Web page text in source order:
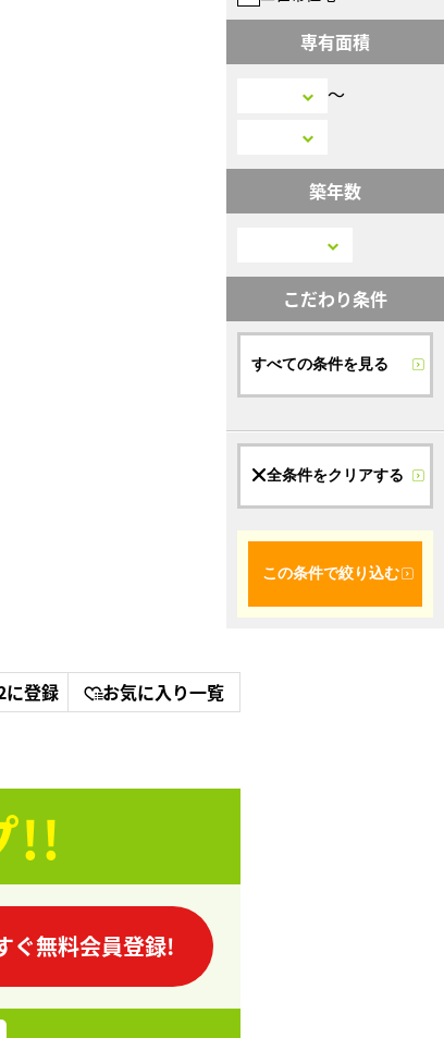
専有面積
〜
築年数
こだわり条件
すべての条件を見る
全条件をクリアする
この条件で絞り込む
に登録 お気に入り一覧
!!
ぐ無料会員登録!